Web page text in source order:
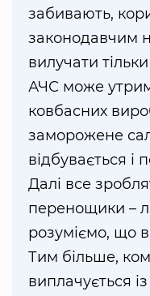
забивають,
законодавчим
вилучати
АЧС може
ковбасних
заморожене
відбувається
Далі все
перенощики –
розуміємо, що
Тим більше,
виплачується